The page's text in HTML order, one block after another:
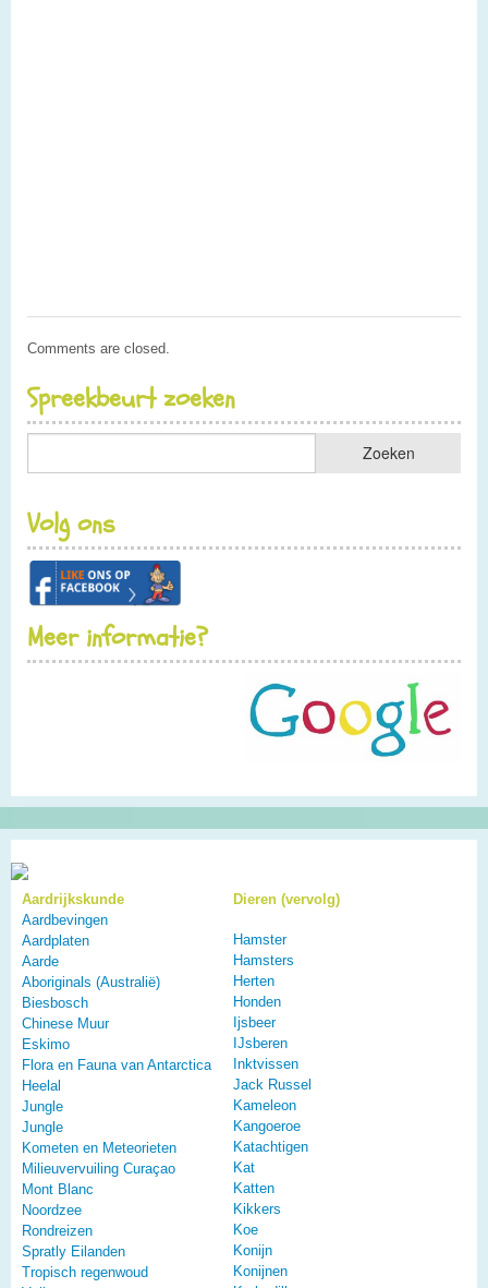
Comments are closed.
Spreekbeurt zoeken
Volg ons
Meer informatie?
Aardrijkskunde
Aardbevingen
Aardplaten
Aarde
Aboriginals (Australië)
Biesbosch
Chinese Muur
Eskimo
Flora en Fauna van Antarctica
Heelal
Jungle
Jungle
Kometen en Meteorieten
Milieuvervuiling Curaçao
Mont Blanc
Noordzee
Rondreizen
Spratly Eilanden
Tropisch regenwoud
Dieren (vervolg)
Hamster
Hamsters
Herten
Honden
Ijsbeer
IJsberen
Inktvissen
Jack Russel
Kameleon
Kangoeroe
Katachtigen
Kat
Katten
Kikkers
Koe
Konijn
Konijnen